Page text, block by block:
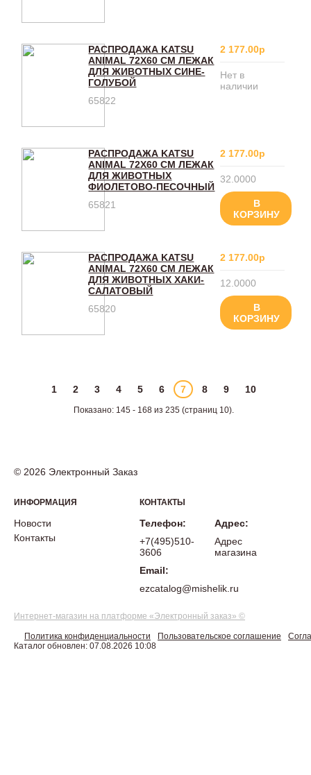
РАСПРОДАЖА KATSU
ANIMAL 72Х60 СМ ЛЕЖАК
ДЛЯ ЖИВОТНЫХ СИНЕ-
ГОЛУБОЙ
65822
2 177.00р
Нет в
наличии
РАСПРОДАЖА KATSU
ANIMAL 72Х60 СМ ЛЕЖАК
ДЛЯ ЖИВОТНЫХ
ФИОЛЕТОВО-ПЕСОЧНЫЙ
65821
2 177.00р
32.0000
В
КОРЗИНУ
РАСПРОДАЖА KATSU
ANIMAL 72Х60 СМ ЛЕЖАК
ДЛЯ ЖИВОТНЫХ ХАКИ-
САЛАТОВЫЙ
65820
2 177.00р
12.0000
В
КОРЗИНУ
1 2 3 4 5 6 7 8 9 10
Показано: 145 - 168 из 235 (страниц 10).
© 2026 Электронный Заказ
ИНФОРМАЦИЯ
Новости
Контакты
КОНТАКТЫ
Телефон:
+7(495)510-
3606
Email:
ezcatalog@mishelik.ru
Адрес:
Адрес
магазина
Интернет-магазин на платформе «Электронный заказ» ©
Политика конфиденциальности Пользовательское соглашение
Каталог обновлен: 07.08.2026 10:08